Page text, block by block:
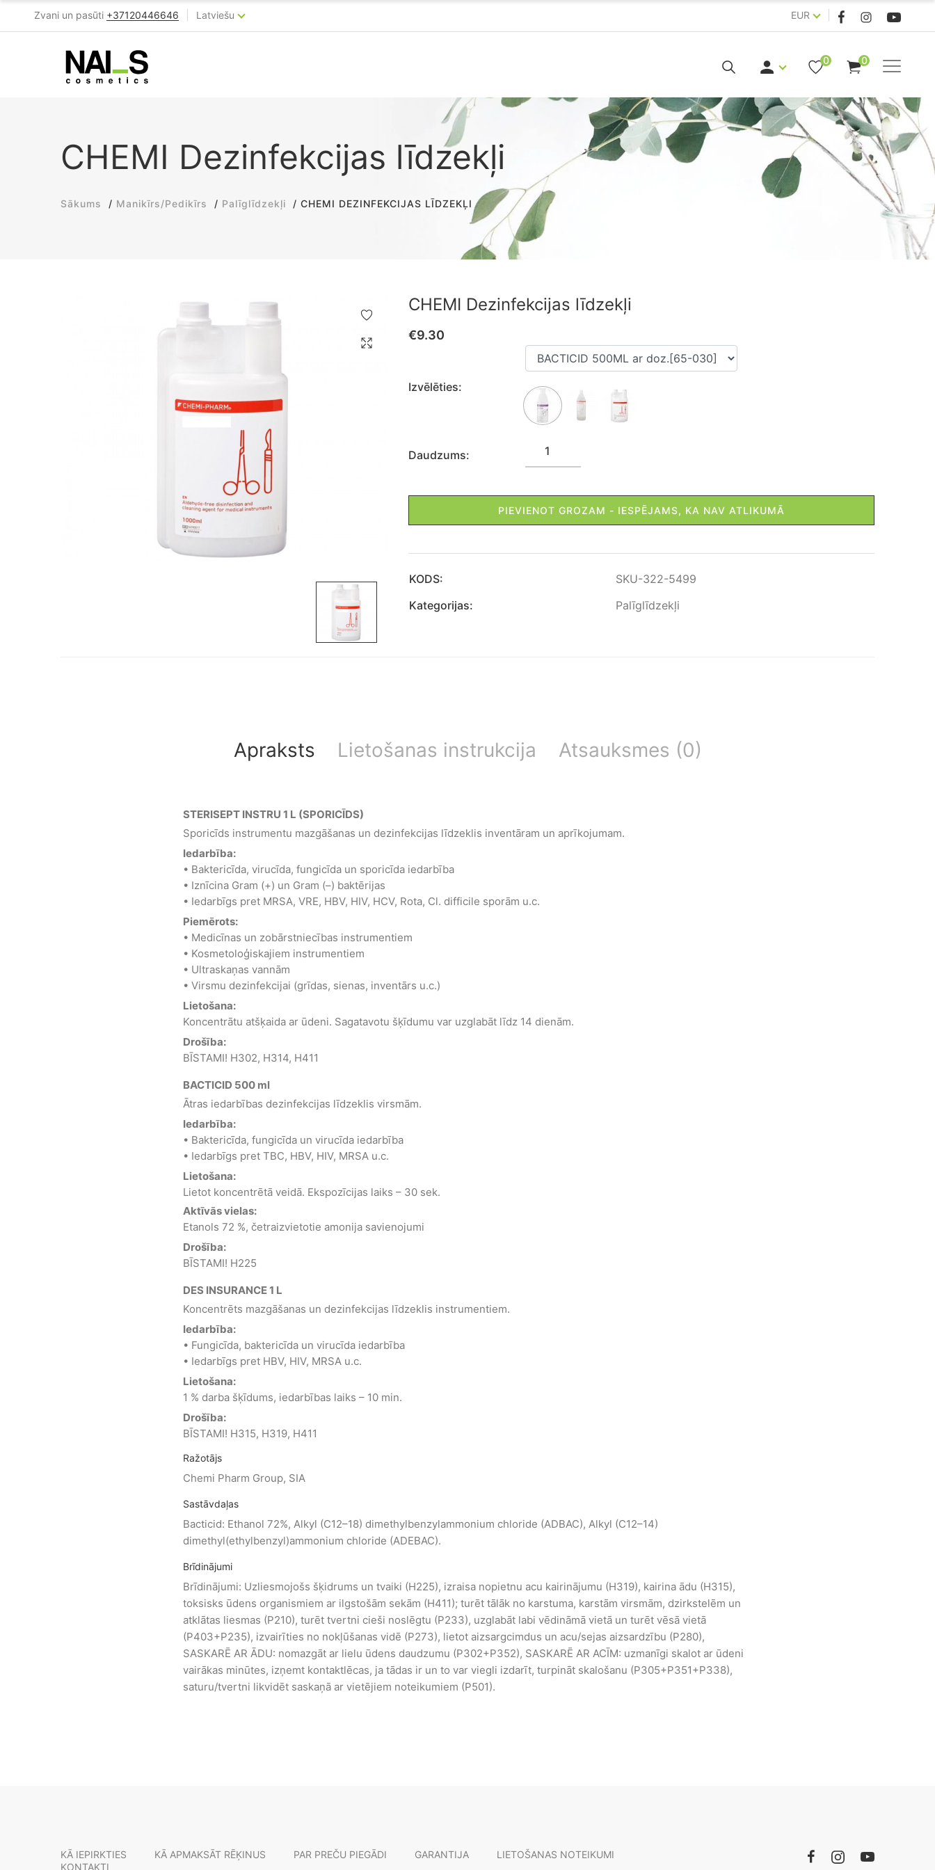
Zvani un pasūti +37120446646 Latviešu EUR
0 0
CHEMI Dezinfekcijas līdzekļi
Sākums Manikīrs/Pedikīrs Palīglīdzekļi CHEMI DEZINFEKCIJAS LĪDZEKĻI
CHEMI Dezinfekcijas līdzekļi
€9.30
Izvēlēties:
Daudzums:
PIEVIENOT GROZAM - IESPĒJAMS, KA NAV ATLIKUMĀ
KODS:
SKU-322-5499
Kategorijas:
Palīglīdzekļi
Apraksts Lietošanas instrukcija Atsauksmes (0)
STERISEPT INSTRU 1 L (SPORICĪDS)
Sporicīds instrumentu mazgāšanas un dezinfekcijas līdzeklis inventāram un aprīkojumam.
Iedarbība:
• Baktericīda, virucīda, fungicīda un sporicīda iedarbība
• Iznīcina Gram (+) un Gram (–) baktērijas
• Iedarbīgs pret MRSA, VRE, HBV, HIV, HCV, Rota, Cl. difficile sporām u.c.
Piemērots:
• Medicīnas un zobārstniecības instrumentiem
• Kosmetoloģiskajiem instrumentiem
• Ultraskaņas vannām
• Virsmu dezinfekcijai (grīdas, sienas, inventārs u.c.)
Lietošana:
Koncentrātu atšķaida ar ūdeni. Sagatavotu šķīdumu var uzglabāt līdz 14 dienām.
Drošība:
BĪSTAMI! H302, H314, H411
BACTICID 500 ml
Ātras iedarbības dezinfekcijas līdzeklis virsmām.
Iedarbība:
• Baktericīda, fungicīda un virucīda iedarbība
• Iedarbīgs pret TBC, HBV, HIV, MRSA u.c.
Lietošana:
Lietot koncentrētā veidā. Ekspozīcijas laiks – 30 sek.
Aktīvās vielas:
Etanols 72 %, četraizvietotie amonija savienojumi
Drošība:
BĪSTAMI! H225
DES INSURANCE 1 L
Koncentrēts mazgāšanas un dezinfekcijas līdzeklis instrumentiem.
Iedarbība:
• Fungicīda, baktericīda un virucīda iedarbība
• Iedarbīgs pret HBV, HIV, MRSA u.c.
Lietošana:
1 % darba šķīdums, iedarbības laiks – 10 min.
Drošība:
BĪSTAMI! H315, H319, H411
Ražotājs
Chemi Pharm Group, SIA
Sastāvdaļas
Bacticid: Ethanol 72%, Alkyl (C12–18) dimethylbenzylammonium chloride (ADBAC), Alkyl (C12–14)
dimethyl(ethylbenzyl)ammonium chloride (ADEBAC).
Brīdinājumi
Brīdinājumi: Uzliesmojošs šķidrums un tvaiki (H225), izraisa nopietnu acu kairinājumu (H319), kairina ādu (H315),
toksisks ūdens organismiem ar ilgstošām sekām (H411); turēt tālāk no karstuma, karstām virsmām, dzirkstelēm un
atklātas liesmas (P210), turēt tvertni cieši noslēgtu (P233), uzglabāt labi vēdināmā vietā un turēt vēsā vietā
(P403+P235), izvairīties no nokļūšanas vidē (P273), lietot aizsargcimdus un acu/sejas aizsardzību (P280),
SASKARĒ AR ĀDU: nomazgāt ar lielu ūdens daudzumu (P302+P352), SASKARĒ AR ACĪM: uzmanīgi skalot ar ūdeni
vairākas minūtes, izņemt kontaktlēcas, ja tādas ir un to var viegli izdarīt, turpināt skalošanu (P305+P351+P338),
saturu/tvertni likvidēt saskaņā ar vietējiem noteikumiem (P501).
KĀ IEPIRKTIES KĀ APMAKSĀT RĒĶINUS PAR PREČU PIEGĀDI GARANTIJA
LIETOŠANAS NOTEIKUMI
KONTAKTI